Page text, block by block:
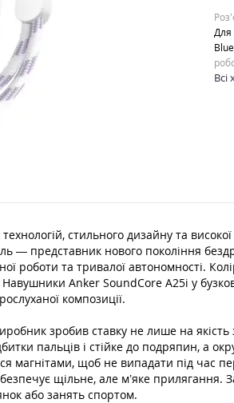
Для
Всі
стильного дизайну та
— представник нового покоління
роботи та тривалої автономності.
Anker SoundCore A25i у
композиції.
зробив ставку не лише на якість
пальців і стійке до подряпин, а
магнітами, щоб не випадати під час
щільне, але м’яке
або занять спортом.